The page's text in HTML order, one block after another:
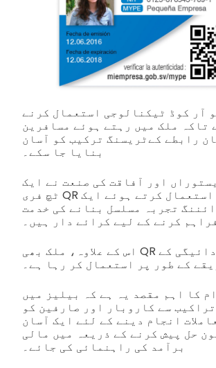
آر کوڈ ٹیکنالوجی استعمال کرنے
تاکہ ملک میں رہتے ہوئے مسافرین
رابطے کےٹریسنگ ترکیب کو آسان
بنایا جا سکے۔
اور آفاقت کی صنعت نے ایک
ٹچ فری QR کوڈ مینو استعمال کرتے ہوئے ایک
تجربہ مسلسل بنانے کی خدمت
فراہم کرنے کے لیے کرائے دار ہیں۔
اس کے علاوہ، ملک بھی QR کوڈز کو ادائیگی کے
کے طور پر استعمال کر رہا ہے۔
کا اہم مقصد یہ ہے کہ بیلیز میں
سے کاروبار اور صارفین کو
انجام دینے کے لئے ایک آسان
حل پیش کرنے کے ذریعہ میں مالی
برآمد کی راہنمائی کی جائے۔